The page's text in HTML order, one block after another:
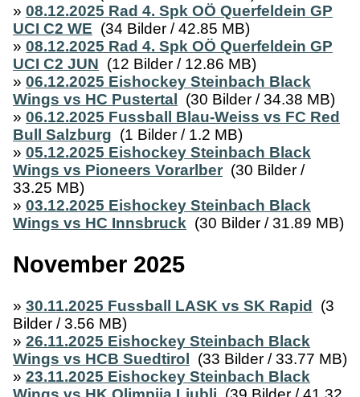
» 08.12.2025 Rad 4. Spk OÖ Querfeldein GP
UCI C2 WE (34 Bilder / 42.85 MB)
» 08.12.2025 Rad 4. Spk OÖ Querfeldein GP
UCI C2 JUN (12 Bilder / 12.86 MB)
» 06.12.2025 Eishockey Steinbach Black
Wings vs HC Pustertal
(30 Bilder / 34.38 MB)
» 06.12.2025 Fussball Blau-Weiss vs FC Red
Bull Salzburg (1 Bilder / 1.2 MB)
» 05.12.2025 Eishockey Steinbach Black
Wings vs Pioneers Vorarlber (30 Bilder /
33.25 MB)
» 03.12.2025 Eishockey Steinbach Black
Wings vs HC Innsbruck (30 Bilder / 31.89 MB)
November 2025
» 30.11.2025 Fussball LASK vs SK Rapid
(3
Bilder / 3.56 MB)
» 26.11.2025 Eishockey Steinbach Black
Wings vs HCB Suedtirol
(33 Bilder / 33.77 MB)
» 23.11.2025 Eishockey Steinbach Black